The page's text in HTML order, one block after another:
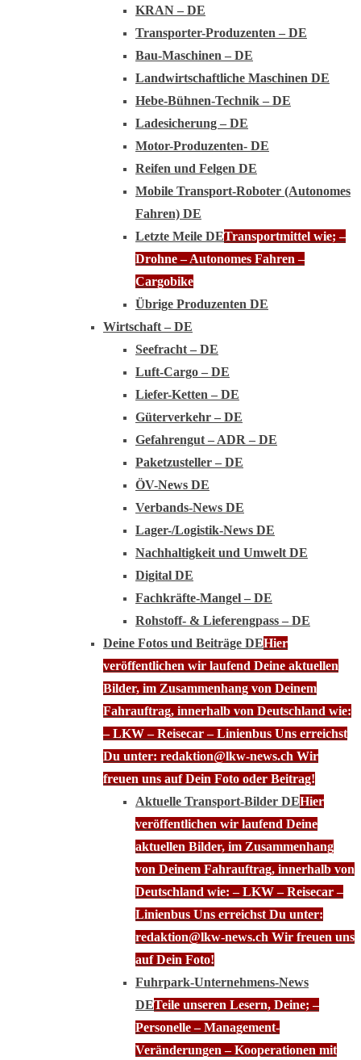
KRAN – DE
Transporter-Produzenten – DE
Bau-Maschinen – DE
Landwirtschaftliche Maschinen DE
Hebe-Bühnen-Technik – DE
Ladesicherung – DE
Motor-Produzenten- DE
Reifen und Felgen DE
Mobile Transport-Roboter (Autonomes
Fahren) DE
Letzte Meile DETransportmittel wie; –
Drohne – Autonomes Fahren –
Cargobike
Übrige Produzenten DE
Wirtschaft – DE
Seefracht – DE
Luft-Cargo – DE
Liefer-Ketten – DE
Güterverkehr – DE
Gefahrengut – ADR – DE
Paketzusteller – DE
ÖV-News DE
Verbands-News DE
Lager-/Logistik-News DE
Nachhaltigkeit und Umwelt DE
Digital DE
Fachkräfte-Mangel – DE
Rohstoff- & Lieferengpass – DE
Deine Fotos und Beiträge DEHier
veröffentlichen wir laufend Deine aktuellen
Bilder, im Zusammenhang von Deinem
Fahrauftrag, innerhalb von Deutschland wie:
– LKW – Reisecar – Linienbus Uns erreichst
Du unter: redaktion@lkw-news.ch Wir
freuen uns auf Dein Foto oder Beitrag!
Aktuelle Transport-Bilder DEHier
veröffentlichen wir laufend Deine
aktuellen Bilder, im Zusammenhang
von Deinem Fahrauftrag, innerhalb von
Deutschland wie: – LKW – Reisecar –
Linienbus Uns erreichst Du unter:
redaktion@lkw-news.ch Wir freuen uns
auf Dein Foto!
Fuhrpark-Unternehmens-News
DETeile unseren Lesern, Deine; –
Personelle – Management-
Veränderungen – Kooperationen mit